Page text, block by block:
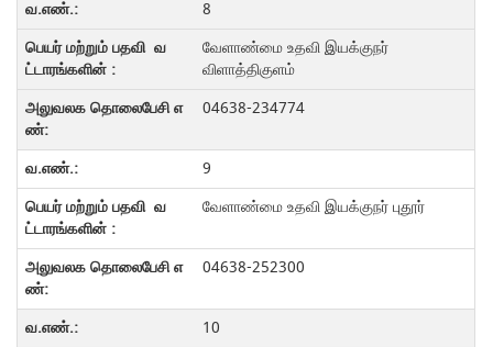
8
வேளாண்மை உதவி இயக்குநர்
விளாத்திகுளம்
04638-234774
9
வேளாண்மை உதவி இயக்குநர் புதூர்
04638-252300
10